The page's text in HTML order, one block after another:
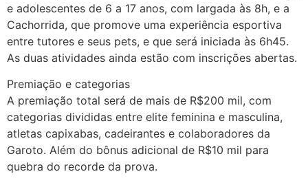
e adolescentes de 6 a 17 anos, com largada às 8h, e a
Cachorrida, que promove uma experiência esportiva
entre tutores e seus pets, e que será iniciada às 6h45.
As duas atividades ainda estão com inscrições abertas.
Premiação e categorias
A premiação total será de mais de R$200 mil, com
categorias divididas entre elite feminina e masculina,
atletas capixabas, cadeirantes e colaboradores da
Garoto. Além do bônus adicional de R$10 mil para
quebra do recorde da prova.